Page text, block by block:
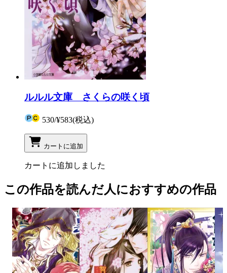
ルルル文庫 さくらの咲く頃
530/¥583(税込)
カートに追加
カートに追加しました
この作品を読んだ人におすすめの作品